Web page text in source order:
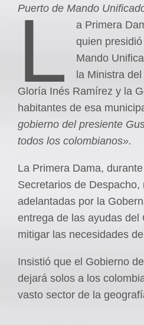
Puerto de Mando
L
a Primera
quien
Mando
la Ministra
Gloría Inés Ramírez y la
habitantes de esa
gobierno del presiente
todos los colombianos».
La Primera Dama,
Secretarios de
adelantadas por la
entrega de las ayudas
mitigar las necesidades
Insistió que el Gobierno
dejará solos a los
vasto sector de la